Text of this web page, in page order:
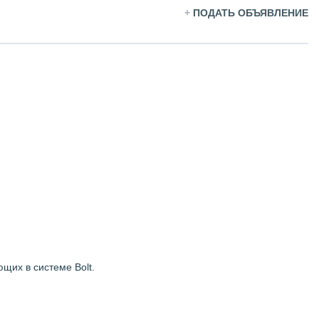
+ ПОДАТЬ ОБЪЯВЛЕНИЕ
в системе Bolt.